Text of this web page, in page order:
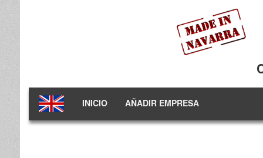
INICIO AÑADIR EMPRESA